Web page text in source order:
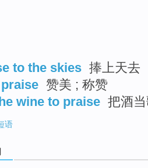
to the skies 捧上天去
赞美 ; 称赞
wine to praise 把酒
语